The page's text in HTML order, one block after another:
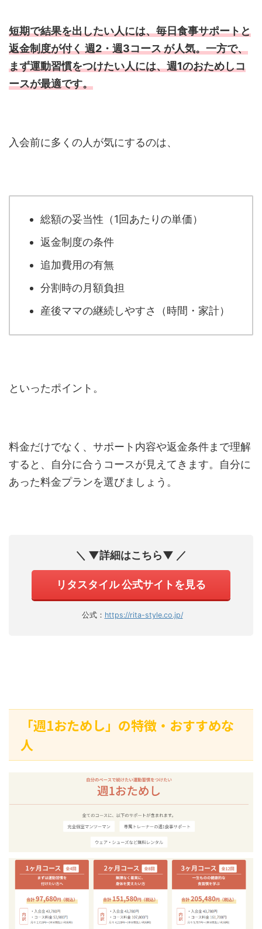
短期で結果を出したい人には、毎日食事サポートと
返金制度が付く 週2・週3コース が人気。一方で、
まず運動習慣をつけたい人には、週1のおためしコ
ースが最適です。
入会前に多くの人が気にするのは、
総額の妥当性（1回あたりの単価）
返金制度の条件
追加費用の有無
分割時の月額負担
産後ママの継続しやすさ（時間・家計）
といったポイント。
料金だけでなく、サポート内容や返金条件まで理解
すると、自分に合うコースが見えてきます。自分に
あった料金プランを選びましょう。
＼ ▼詳細はこちら▼ ／
リタスタイル 公式サイトを見る
公式： https://rita-style.co.jp/
「週1おためし」の特徴・おすすめな
人